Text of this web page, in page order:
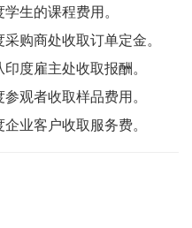
生的课程费用。
购商处收取订单定金。
度雇主处收取报酬。
观者收取样品费用。
业客户收取服务费。